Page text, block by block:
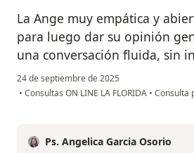
La Ange muy empática y
para luego dar su opinión
una conversación fluida, sin
24 de septiembre de 2025
• Consultas ON LINE LA FLORIDA • Consulta
Ps. Angelica Garcia Osorio